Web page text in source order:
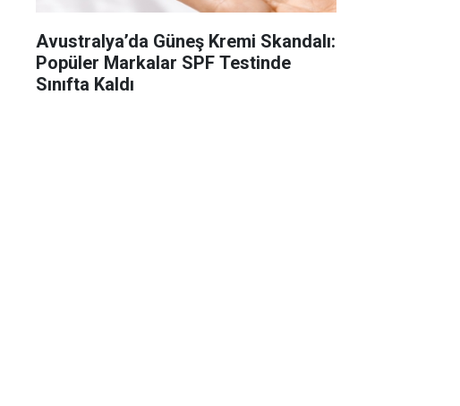
Avustralya’da Güneş Kremi Skandalı:
Popüler Markalar SPF Testinde
Sınıfta Kaldı